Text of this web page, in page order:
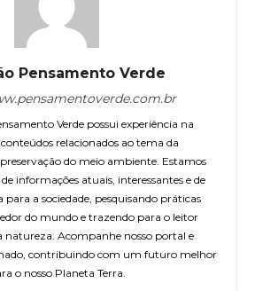
Pensamento Verde
Verde possui experiência na
relacionados ao tema da
do meio ambiente. Estamos
informações atuais, interessantes e de
para a sociedade, pesquisando práticas
do mundo e trazendo para o leitor
natureza. Acompanhe nosso portal e
contribuindo com um futuro melhor
o nosso Planeta Terra.